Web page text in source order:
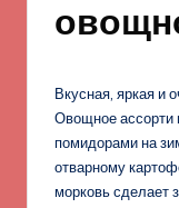
Вкусная, яркая и
Овощное ассорти
помидорами на
отварному
морковь сделает